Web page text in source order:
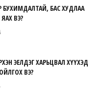
БУХИМДАЛТАЙ, БАС ХУДЛАА
ВЭ?
ЭЕЛДЭГ ХАРЬЦВАЛ ХҮҮХЭД
ВЭ?